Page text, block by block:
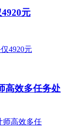
元
高效多任务处